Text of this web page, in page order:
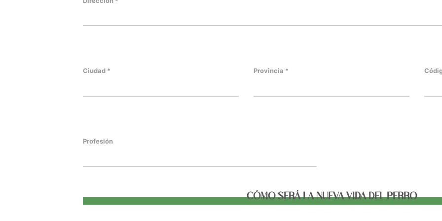
Ciudad * Provincia *
Profesión
CÓMO SERÁ LA NUEVA VIDA DEL PERRO